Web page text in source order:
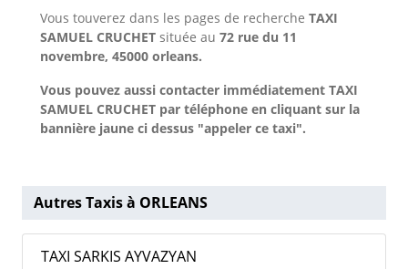
Vous touverez dans les pages de recherche TAXI
SAMUEL CRUCHET située au 72 rue du 11
novembre, 45000 orleans.
Vous pouvez aussi contacter immédiatement TAXI
SAMUEL CRUCHET par téléphone en cliquant sur la
bannière jaune ci dessus "appeler ce taxi".
Autres Taxis à ORLEANS
TAXI SARKIS AYVAZYAN